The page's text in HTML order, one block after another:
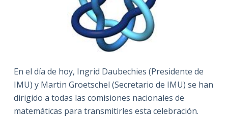
En el día de hoy, Ingrid Daubechies (Presidente de
IMU) y Martin Groetschel (Secretario de IMU) se han
dirigido a todas las comisiones nacionales de
matemáticas para transmitirles esta celebración.